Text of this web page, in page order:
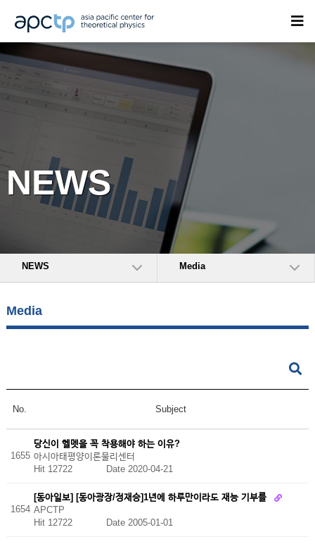
NEWS
NEWS Media
Media
No. Subject
1655
당신이 헬멧을 꼭 착용해야 하는 이유?
아시아태평양이론물리센터
Hit 12722 Date 2020-04-21
1654
[동아일보] [동아광장/정재승]1년에 하루만이라도 재능 기부를
APCTP
Hit 12722
Date 2005-01-01